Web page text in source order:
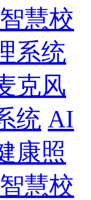
慧校
系统
克风
统 AI
康照
慧校